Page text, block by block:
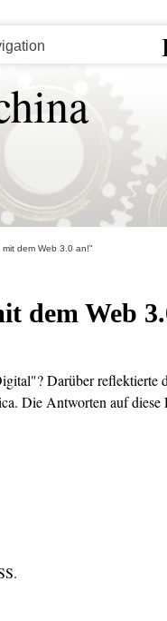
dem Web 3.0 an!"
dem Web
Darüber reflektierte
Die Antworten auf diese